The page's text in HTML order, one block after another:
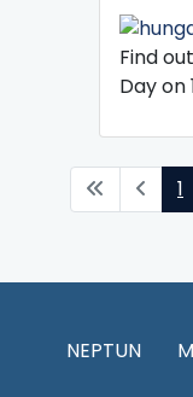
Find
Day on
1
NEPTUN